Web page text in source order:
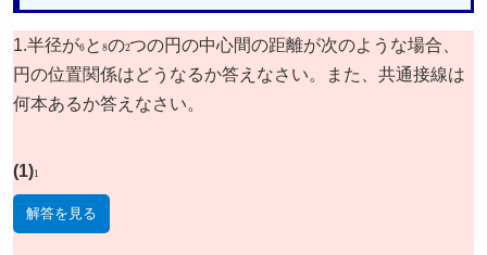
1.半径が6と 8の2つの円の中心間の距離が次のような場合、
円の位置関係はどうなるか答えなさい。また、共通接線は
何本あるか答えなさい。
(1)1
解答を見る